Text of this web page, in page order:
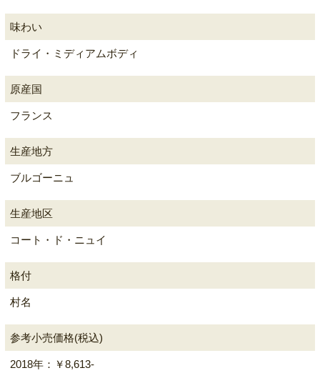
味わい
ドライ・ミディアムボディ
原産国
フランス
生産地方
ブルゴーニュ
生産地区
コート・ド・ニュイ
格付
村名
参考小売価格(税込)
2018年：￥8,613-